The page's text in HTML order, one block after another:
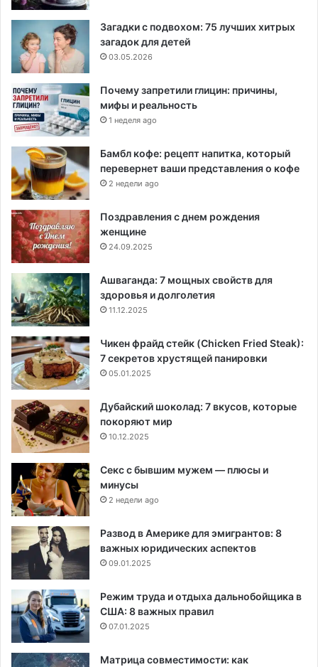
Загадки с подвохом: 75 лучших хитрых
загадок для детей
03.05.2026
Почему запретили глицин: причины,
мифы и реальность
1 неделя ago
Бамбл кофе: рецепт напитка, который
перевернет ваши представления о кофе
2 недели ago
Поздравления с днем рождения
женщине
24.09.2025
Ашваганда: 7 мощных свойств для
здоровья и долголетия
11.12.2025
Чикен фрайд стейк (Chicken Fried Steak):
7 секретов хрустящей панировки
05.01.2025
Дубайский шоколад: 7 вкусов, которые
покоряют мир
10.12.2025
Секс с бывшим мужем — плюсы и
минусы
2 недели ago
Развод в Америке для эмигрантов: 8
важных юридических аспектов
09.01.2025
Режим труда и отдыха дальнобойщика в
США: 8 важных правил
07.01.2025
Матрица совместимости: как